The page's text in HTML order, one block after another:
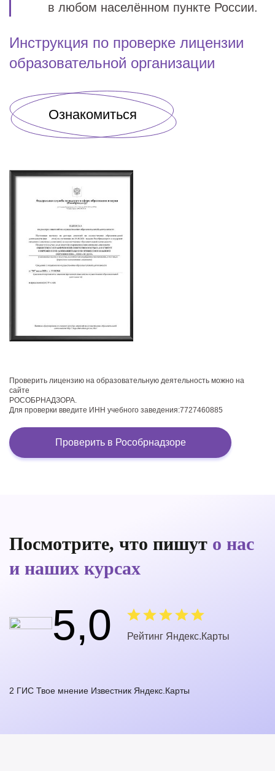
в любом населённом пункте России.
Инструкция по проверке лицензии
образовательной организации
Ознакомиться
Проверить лицензию на образовательную деятельность можно на
сайте
РОСОБРНАДЗОРА.
Для проверки введите ИНН учебного заведения:7727460885
Проверить в Рособрнадзоре
Посмотрите, что пишут о нас
и наших курсах
5,0 Рейтинг Яндекс.Карты
2 ГИС Твое мнение Известник Яндекс.Карты